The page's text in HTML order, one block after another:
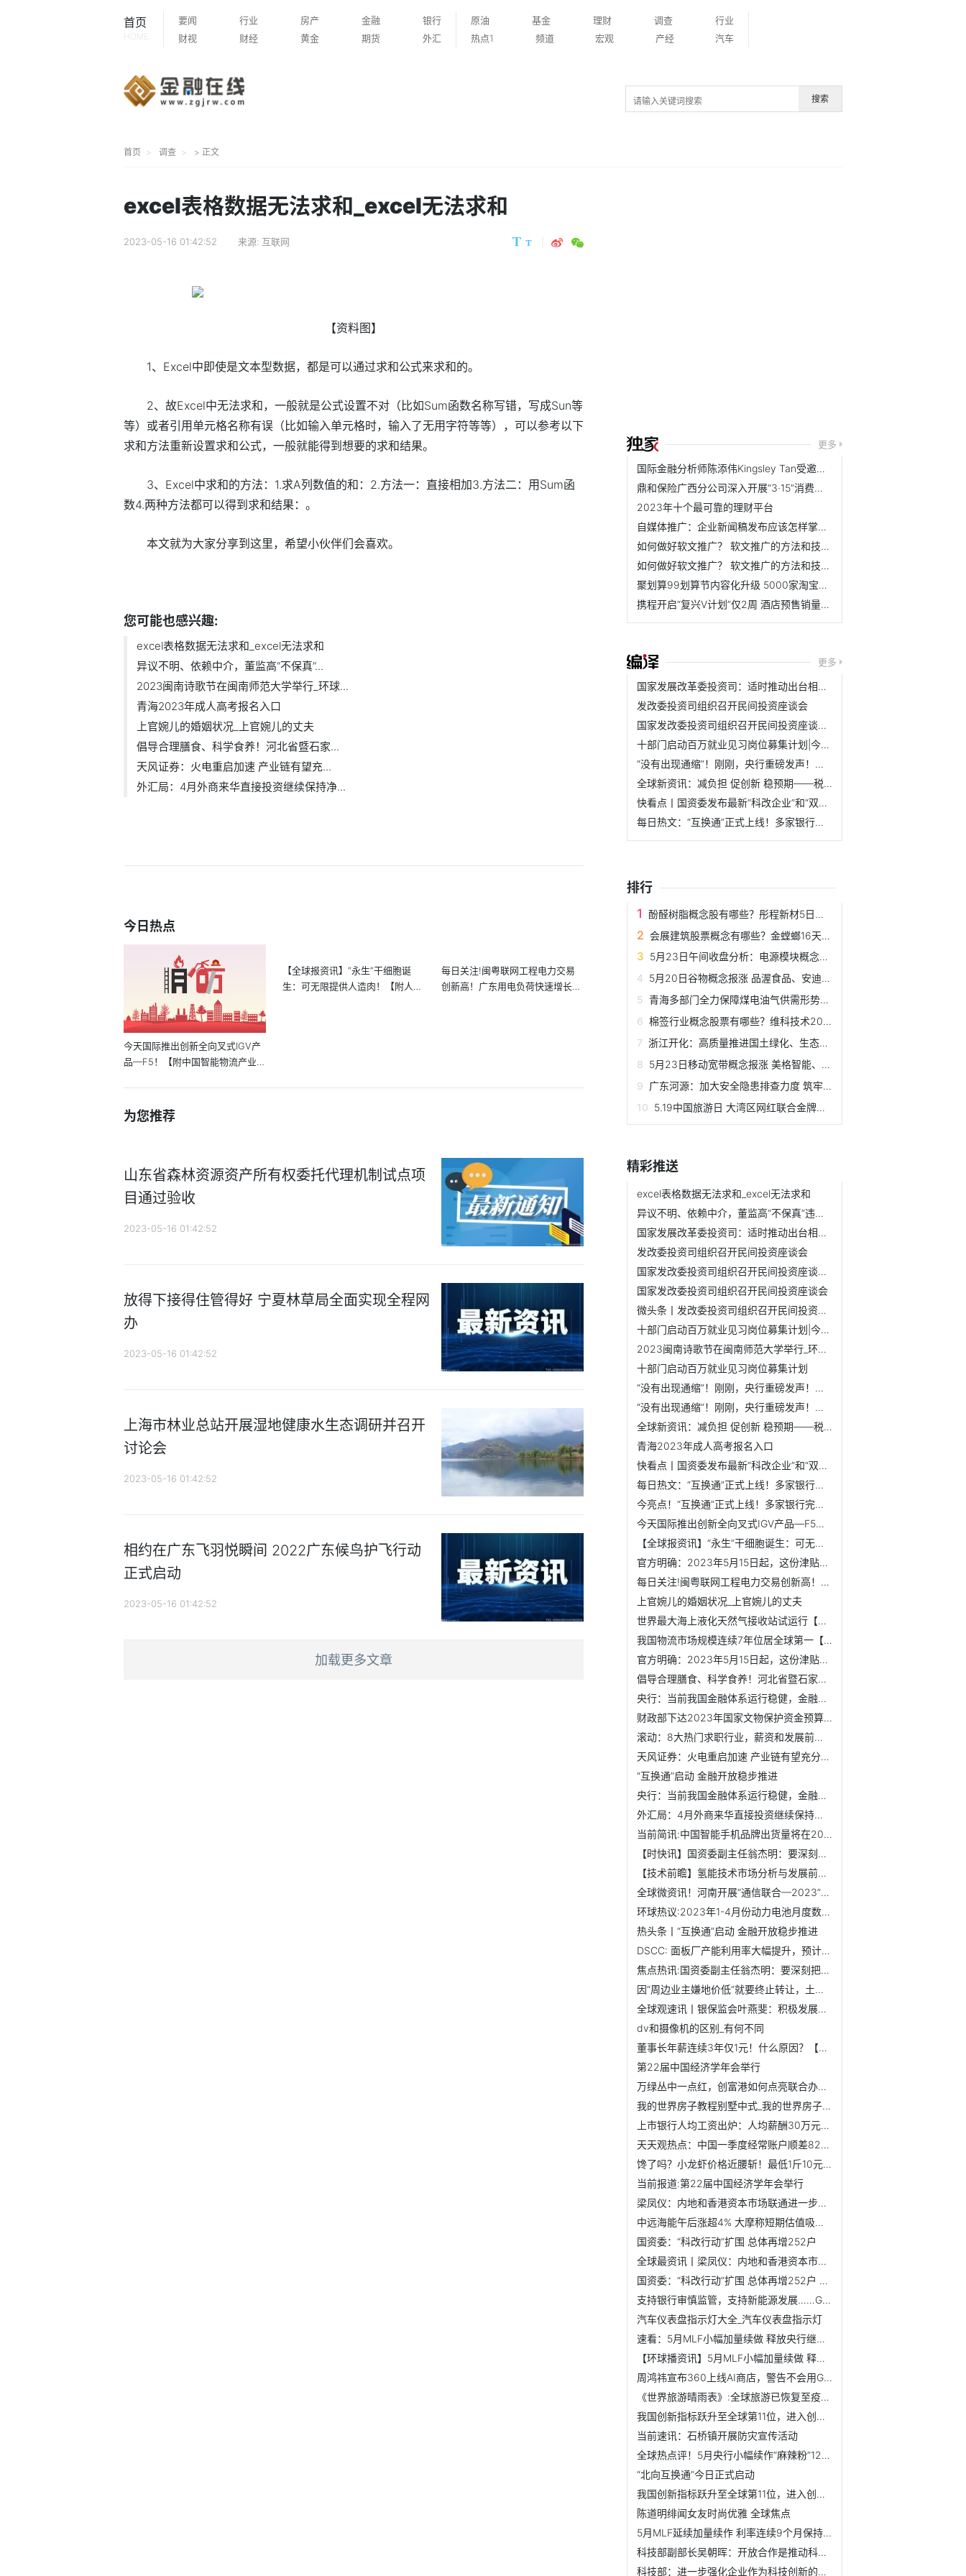
首页
HOME
要闻 行业 房产 金融
银行
财视
财经 黄金 期货 外汇
原油 基金 理财 调查
行业
热点1
频道 宏观 产经 汽车
搜索
首页 调查 > 正文
excel表格数据无法求和_excel无法求和
2023-05-16 01:42:52 来源: 互联网
【资料图】
1、Excel中即使是文本型数据，都是可以通过求和公式来求和的。
2、故Excel中无法求和，一般就是公式设置不对（比如Sum函数名称写错，写成Sun等
等）或者引用单元格名称有误（比如输入单元格时，输入了无用字符等等），可以参考以下
求和方法重新设置求和公式，一般就能得到想要的求和结果。
3、Excel中求和的方法：1.求A列数值的和：2.方法一：直接相加3.方法二：用Sum函
数4.两种方法都可以得到求和结果：。
本文就为大家分享到这里，希望小伙伴们会喜欢。
您可能也感兴趣:
excel表格数据无法求和_excel无法求和
异议不明、依赖中介，董监高“不保真”...
2023闽南诗歌节在闽南师范大学举行_环球...
青海2023年成人高考报名入口
上官婉儿的婚姻状况_上官婉儿的丈夫
倡导合理膳食、科学食养！河北省暨石家...
天风证券：火电重启加速 产业链有望充...
外汇局：4月外商来华直接投资继续保持净...
今日热点
今天国际推出创新全向叉式IGV产
品—F5！【附中国智能物流产业
【全球报资讯】“永生”干细胞诞
生：可无限提供人造肉！【附人造
每日关注!闽粤联网工程电力交易
创新高！广东用电负荷快速增长！
为您推荐
山东省森林资源资产所有权委托代理机制试点项
目通过验收
2023-05-16 01:42:52
放得下接得住管得好 宁夏林草局全面实现全程网
办
2023-05-16 01:42:52
上海市林业总站开展湿地健康水生态调研并召开
讨论会
2023-05-16 01:42:52
相约在广东飞羽悦瞬间 2022广东候鸟护飞行动
正式启动
2023-05-16 01:42:52
加载更多文章
更多
国际金融分析师陈添伟Kingsley Tan受邀出席2019马来西亚财经峰会
鼎和保险广西分公司深入开展“3·15”消费者权益保护教育宣传...
2023年十个最可靠的理财平台
自媒体推广：企业新闻稿发布应该怎样掌握节奏？ 怎么规划效...
如何做好软文推广？ 软文推广的方法和技巧是什么？
如何做好软文推广？ 软文推广的方法和技巧是什么？
聚划算99划算节内容化升级 5000家淘宝天猫品牌联动狂欢
携程开启“复兴V计划”仅2周 酒店预售销量增长20倍！
更多
国家发展改革委投资司：适时推动出台相关政策文件 促进民间...
发改委投资司组织召开民间投资座谈会
国家发改委投资司组织召开民间投资座谈会|报道
十部门启动百万就业见习岗位募集计划|今日热搜
“没有出现通缩”！刚刚，央行重磅发声！信息量巨大
全球新资讯：减负担 促创新 稳预期——税费优惠政策落地观察
快看点丨国资委发布最新“科改企业”和“双百企业”名单 此...
每日热文：“互换通”正式上线！多家银行完成首笔交易 央行...
排行
酚醛树脂概念股有哪些？彤程新材5日内股价上涨3.79%
会展建筑股票概念有哪些？金螳螂16天下跌8.16%
5月23日午间收盘分析：电源模块概念报涨 通合科技领涨
5月20日谷物概念报涨 品渥食品、安迪苏和嘉美包装等领涨
青海多部门全力保障煤电油气供需形势稳定
棉签行业概念股票有哪些？维科技术2021年公司营业总收入20.75亿
浙江开化：高质量推进国土绿化、生态提质富民增收
5月23日移动宽带概念报涨 美格智能、神宇股份等领涨
广东河源：加大安全隐患排查力度 筑牢林业安全防线
5.19中国旅游日 大湾区网红联合金牌导游云游惠东直播上线
精彩推送
excel表格数据无法求和_excel无法求和
异议不明、依赖中介，董监高“不保真”违规被处分 全球资讯
国家发展改革委投资司：适时推动出台相关政策文件 促进民间...
发改委投资司组织召开民间投资座谈会
国家发改委投资司组织召开民间投资座谈会|报道
国家发改委投资司组织召开民间投资座谈会
微头条丨发改委投资司组织召开民间投资座谈会
十部门启动百万就业见习岗位募集计划|今日热搜
2023闽南诗歌节在闽南师范大学举行_环球新视野
十部门启动百万就业见习岗位募集计划
“没有出现通缩”！刚刚，央行重磅发声！信息量巨大
“没有出现通缩”！刚刚，央行重磅发声！信息量巨大_速读
全球新资讯：减负担 促创新 稳预期——税费优惠政策落地观察
青海2023年成人高考报名入口
快看点丨国资委发布最新“科改企业”和“双百企业”名单 此...
每日热文：“互换通”正式上线！多家银行完成首笔交易 央行...
今亮点！“互换通”正式上线！多家银行完成首笔交易 央行副...
今天国际推出创新全向叉式IGV产品—F5！【附中国智能物流产业链】
【全球报资讯】“永生”干细胞诞生：可无限提供人造肉！【附...
官方明确：2023年5月15日起，这份津贴这样领
每日关注!闽粤联网工程电力交易创新高！广东用电负荷快速增长...
上官婉儿的婚姻状况_上官婉儿的丈夫
世界最大海上液化天然气接收站试运行【附液化天然气船制造行...
我国物流市场规模连续7年位居全球第一【附物流行业市场规模】
官方明确：2023年5月15日起，这份津贴这样领-全球新视野
倡导合理膳食、科学食养！河北省暨石家庄市全民营养周宣传活...
央行：当前我国金融体系运行稳健，金融业总资产中占比超过90%...
财政部下达2023年国家文物保护资金预算，总额超63.8亿元
滚动：8大热门求职行业，薪资和发展前景如何？【附资料包领取】
天风证券：火电重启加速 产业链有望充分受益_快资讯
“互换通”启动 金融开放稳步推进
央行：当前我国金融体系运行稳健，金融业总资产中占比超过90%...
外汇局：4月外商来华直接投资继续保持净流入 外资连续两个月...
当前简讯:中国智能手机品牌出货量将在2023年Q2增长【附智能手...
【时快讯】国资委副主任翁杰明：要深刻把握国资央企使命任务...
【技术前瞻】氢能技术市场分析与发展前景|世界速读
全球微资讯！河南开展“通信联合—2023”防汛防灾演练
环球热议:2023年1-4月份动力电池月度数据【附中国动力电池市...
热头条丨“互换通”启动 金融开放稳步推进
DSCC: 面板厂产能利用率大幅提升，预计Q2加速至79%【附面板...
焦点热讯:国资委副主任翁杰明：要深刻把握国资央企使命任务 ...
因“周边业主嫌地价低”就要终止转让，土地交易还有规则吗？
全球观速讯丨银保监会叶燕斐：积极发展绿色金融，有力促进能...
dv和摄像机的区别_有何不同
董事长年薪连续3年仅1元！什么原因？【附包装行业市场分析】_...
第22届中国经济学年会举行
万绿丛中一点红，创富港如何点亮联合办公？| 年报解读
我的世界房子教程别墅中式_我的世界房子教程别墅
上市银行人均工资出炉：人均薪酬30万元以上！【附银行业分析...
天天观热点：中国一季度经常账户顺差820亿美元 双向跨境资金...
馋了吗？小龙虾价格近腰斩！最低1斤10元【附小龙虾行业分析】
当前报道:第22届中国经济学年会举行
梁凤仪：内地和香港资本市场联通进一步深化 期待将来互换通...
中远海能午后涨超4% 大摩称短期估值吸引 业内仍看好下半年...
国资委：“科改行动”扩围 总体再增252户
全球最资讯丨梁凤仪：内地和香港资本市场联通进一步深化 期...
国资委：“科改行动”扩围 总体再增252户 全球快讯
支持银行审慎监管，支持新能源发展……G7财长会释放出这些重...
汽车仪表盘指示灯大全_汽车仪表盘指示灯
速看：5月MLF小幅加量续做 释放央行继续实施稳健略偏松政策信号
【环球播资讯】5月MLF小幅加量续做 释放央行继续实施稳健略...
周鸿祎宣布360上线AI商店，警告不会用GPT的人会被淘汰【附人...
《世界旅游晴雨表》:全球旅游已恢复至疫情前水平80%【附全球...
我国创新指标跃升至全球第11位，进入创新型国家行列_世界今热点
当前速讯：石桥镇开展防灾宣传活动
全球热点评！5月央行小幅续作“麻辣粉”1250亿，分析师：近期...
“北向互换通”今日正式启动
我国创新指标跃升至全球第11位，进入创新型国家行列 世界热消息
陈道明绯闻女友时尚优雅 全球焦点
5月MLF延续加量续作 利率连续9个月保持不变
科技部副部长吴朝晖：开放合作是推动科技进步的内在要求
科技部：进一步强化企业作为科技创新的主体地位 重点聚焦